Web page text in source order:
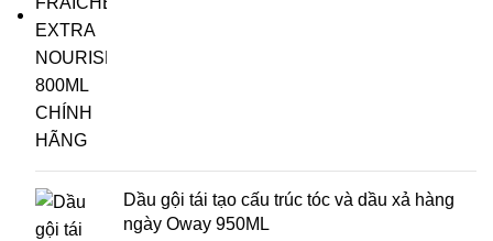
Dầu gội tái tạo cấu trúc tóc và dầu xả hàng
ngày Oway 950ML